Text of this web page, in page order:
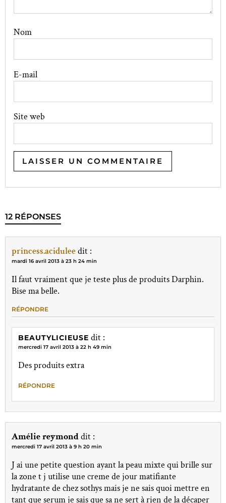
Nom
E-mail
Site web
12 RÉPONSES
princess.aciduleedit :
mardi 16 avril 2013 à 23 h 24 min
Il faut vraiment que je teste plus de produits Darphin.
Bise ma belle.
RÉPONDRE
BEAUTYLICIEUSE dit :
mercredi 17 avril 2013 à 22 h 49 min
Des produits extra
RÉPONDRE
Amélie reymonddit :
mercredi 17 avril 2013 à 9 h 20 min
J ai une petite question ayant la peau mixte qui brille sur
la zone t j utilise une creme de jour matifiante
hydratante de chez sothys mais je ne sais quoi mettre en
tant que serum je sais que sa ne sert à rien de la décaper